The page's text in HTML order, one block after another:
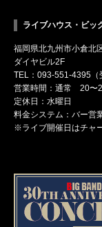
ライブハウス・ビッ
福岡県北九州市小倉北
ダイヤビル2F
TEL：093-551-4395（
営業時間：通常 20〜
定休日：水曜日
料金システム：バー営
※ライブ開催日はチャ